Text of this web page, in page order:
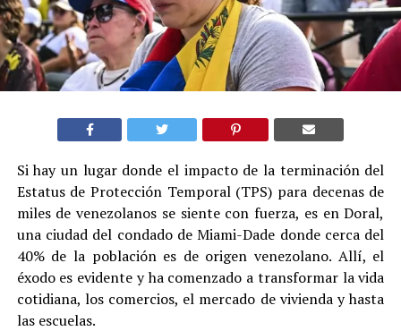
Si hay un lugar donde el impacto de la terminación del
Estatus de Protección Temporal (TPS) para decenas de
miles de venezolanos se siente con fuerza, es en Doral,
una ciudad del condado de Miami-Dade donde cerca del
40% de la población es de origen venezolano. Allí, el
éxodo es evidente y ha comenzado a transformar la vida
cotidiana, los comercios, el mercado de vivienda y hasta
las escuelas.